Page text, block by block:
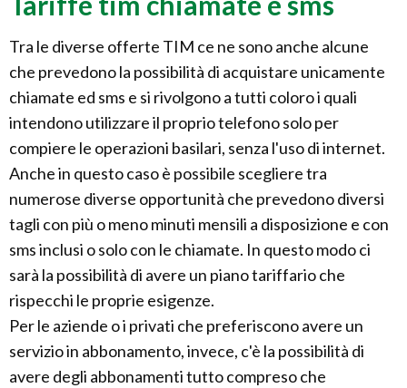
Tra le diverse offerte TIM ce ne sono anche alcune
che prevedono la possibilità di acquistare unicamente
chiamate ed sms e si rivolgono a tutti coloro i quali
intendono utilizzare il proprio telefono solo per
compiere le operazioni basilari, senza l'uso di internet.
Anche in questo caso è possibile scegliere tra
numerose diverse opportunità che prevedono diversi
tagli con più o meno minuti mensili a disposizione e con
sms inclusi o solo con le chiamate. In questo modo ci
sarà la possibilità di avere un piano tariffario che
rispecchi le proprie esigenze.
Per le aziende o i privati che preferiscono avere un
servizio in abbonamento, invece, c'è la possibilità di
avere degli abbonamenti tutto compreso che